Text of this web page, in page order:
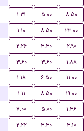
۱.۳۱ ۵.۰۰
۸.۵۰
۱.۱۰ ۸.۵۰
۲۳.۰۰
۲.۲۶ ۳.۳۰
۲.۹۰
۳.۶۰ ۳.۶۰
۱.۸۸
۱.۱۸ ۶.۵۰
۱۱.۰۰
۱.۱۱ ۸.۵۰
۱۹.۰۰
۷.۰۰ ۵.۰۰
۱.۳۶
۲.۲۲ ۳.۳۰
۳.۱۰